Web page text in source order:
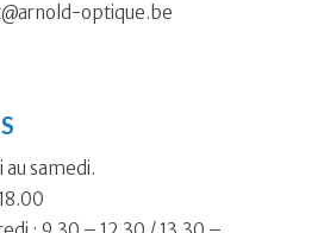
optique.be
au samedi.